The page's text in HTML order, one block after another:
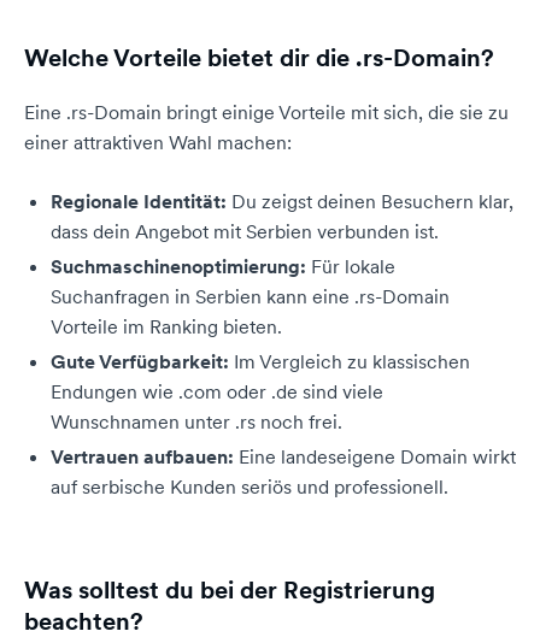
Welche Vorteile bietet dir die .rs-Domain?
Eine .rs-Domain bringt einige Vorteile mit sich, die sie zu
einer attraktiven Wahl machen:
Regionale Identität: Du zeigst deinen Besuchern klar,
dass dein Angebot mit Serbien verbunden ist.
Suchmaschinenoptimierung: Für lokale
Suchanfragen in Serbien kann eine .rs-Domain
Vorteile im Ranking bieten.
Gute Verfügbarkeit: Im Vergleich zu klassischen
Endungen wie .com oder .de sind viele
Wunschnamen unter .rs noch frei.
Vertrauen aufbauen: Eine landeseigene Domain wirkt
auf serbische Kunden seriös und professionell.
Was solltest du bei der Registrierung
beachten?